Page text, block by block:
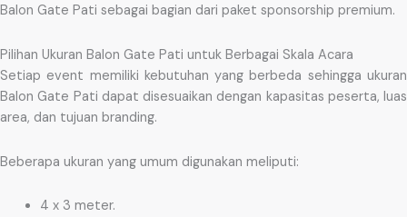
Balon Gate Pati sebagai bagian dari paket sponsorship premium.
Pilihan Ukuran Balon Gate Pati untuk Berbagai Skala Acara
Setiap event memiliki kebutuhan yang berbeda sehingga ukuran
Balon Gate Pati dapat disesuaikan dengan kapasitas peserta, luas
area, dan tujuan branding.
Beberapa ukuran yang umum digunakan meliputi:
4 x 3 meter.